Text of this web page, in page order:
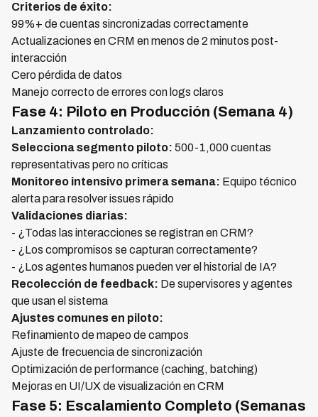
Criterios de éxito:
99%+ de cuentas sincronizadas correctamente
Actualizaciones en CRM en menos de 2 minutos post-
interacción
Cero pérdida de datos
Manejo correcto de errores con logs claros
Fase 4: Piloto en Producción (Semana 4)
Lanzamiento controlado:
Selecciona segmento piloto: 500-1,000 cuentas
representativas pero no críticas
Monitoreo intensivo primera semana: Equipo técnico
alerta para resolver issues rápido
Validaciones diarias:
- ¿Todas las interacciones se registran en CRM?
- ¿Los compromisos se capturan correctamente?
- ¿Los agentes humanos pueden ver el historial de IA?
Recolección de feedback: De supervisores y agentes
que usan el sistema
Ajustes comunes en piloto:
Refinamiento de mapeo de campos
Ajuste de frecuencia de sincronización
Optimización de performance (caching, batching)
Mejoras en UI/UX de visualización en CRM
Fase 5: Escalamiento Completo (Semanas